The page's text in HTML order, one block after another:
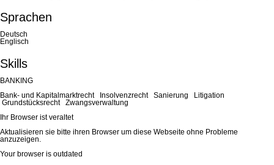
Sprachen
Deutsch
Englisch
Skills
BANKING
Bank- und Kapitalmarktrecht Insolvenzrecht Sanierung Litigation
Grundstücksrecht Zwangsverwaltung
Ihr Browser ist veraltet
Aktualisieren sie bitte ihren Browser um diese Webseite ohne Probleme
anzuzeigen.
Your browser is outdated